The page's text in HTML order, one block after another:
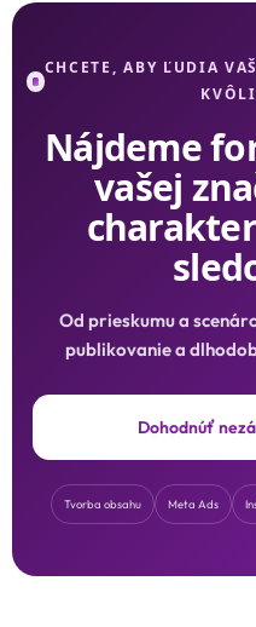
CHCETE, ABY ĽUDIA
Nájdeme
vašej
Od prieskumu a
publikovanie a
Dohodnúť
Tvorba obsahu Meta Ads